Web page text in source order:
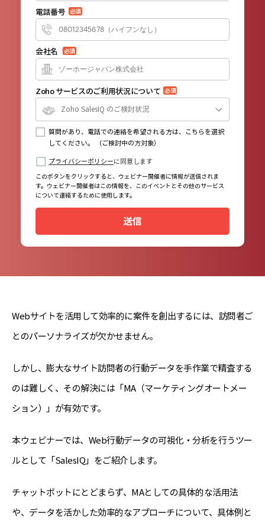
電話番号 必須
会社名 必須
Zoho サービスのご利用状況について 必須
Zoho SalesIQ のご検討状況
質問があり、電話での連絡を希望される方は、こちらを選択
してください。 （ご検討中の方対象）
プライバシーポリシーに同意します
このボタンをクリックすると、ウェビナー開催者に情報が送信されま
す。ウェビナー開催者はこの情報を、このイベントとその他のサービス
について連絡するために使用します。
送信
Webサイトを活用して効率的に案件を創出するには、訪問者ご
とのパーソナライズが欠かせません。
しかし、膨大なサイト訪問者の行動データを手作業で精査する
のは難しく、その解決には「MA（マーケティングオートメー
ション）」が有効です。
本ウェビナーでは、Web行動データの可視化・分析を行うツー
ルとして「SalesIQ」をご紹介します。
チャットボットにとどまらず、MAとしての具体的な活用法
や、データを活かした効率的なアプローチについて、具体例と